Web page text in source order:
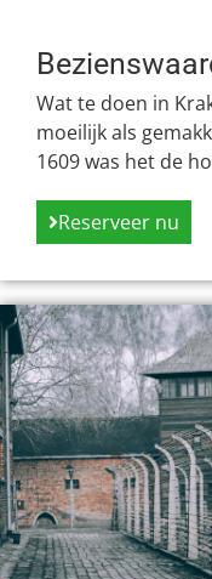
Wat te doen in
moeilijk als
1609 was het de
Reserveer nu